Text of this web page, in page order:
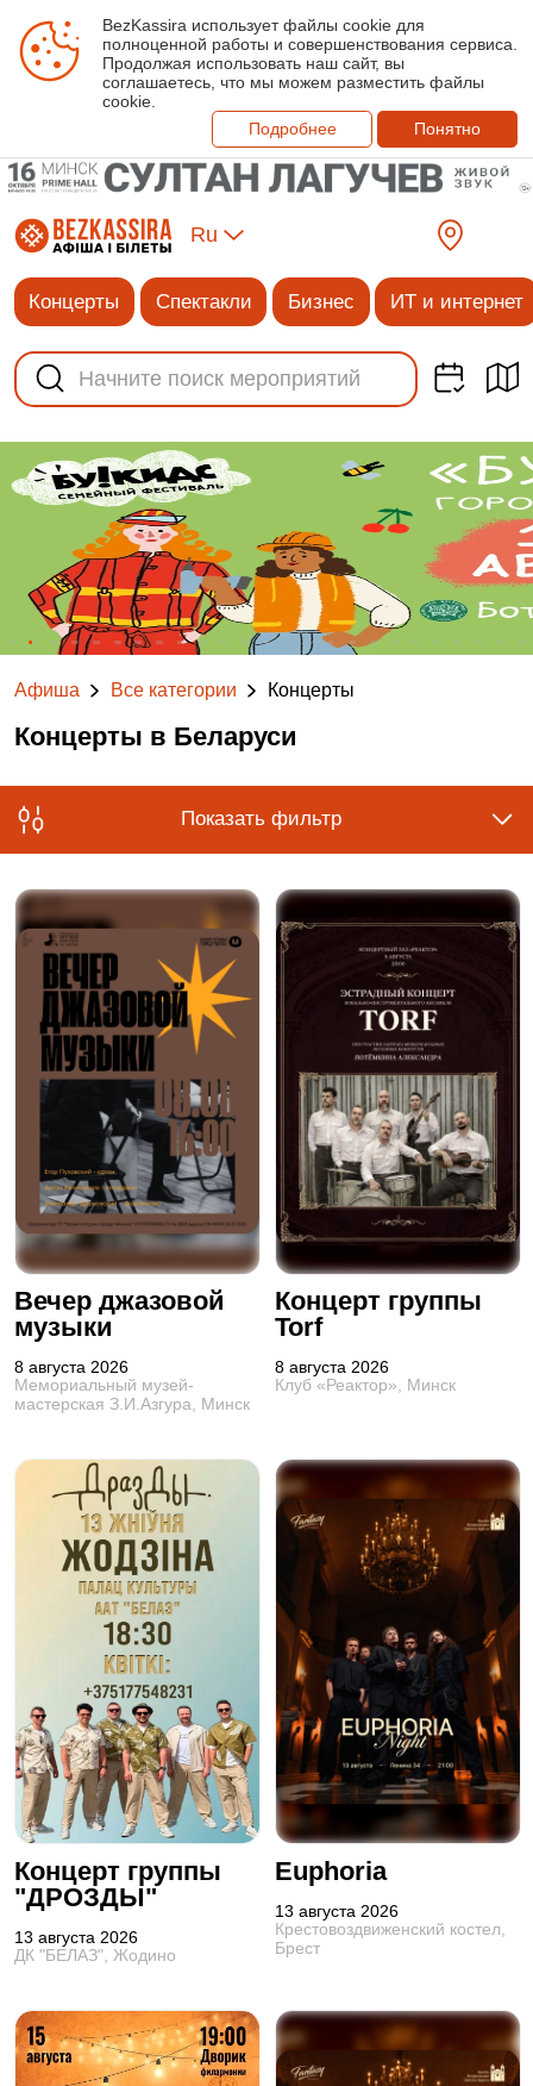
BezKassira использует файлы cookie для
полноценной работы и совершенствования сервиса.
Продолжая использовать наш сайт, вы
соглашаетесь, что мы можем разместить файлы
cookie.
Подробнее
Понятно
Ru
Концерты Спектакли Бизнес ИТ и интернет
Афиша Все категории Концерты
Концерты в Беларуси
Показать фильтр
Вечер джазовой
музыки
8 августа 2026
Мемориальный музей-
мастерская З.И.Азгура, Минск
Концерт группы
Torf
8 августа 2026
Клуб «Реактор», Минск
Концерт группы
"ДРОЗДЫ"
13 августа 2026
ДК "БЕЛАЗ", Жодино
Euphoria
13 августа 2026
Крестовоздвиженский костел,
Брест